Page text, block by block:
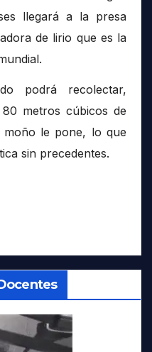
llegará a la presa
de lirio que es la
podrá recolectar,
metros cúbicos de
le pone, lo que
sin precedentes.